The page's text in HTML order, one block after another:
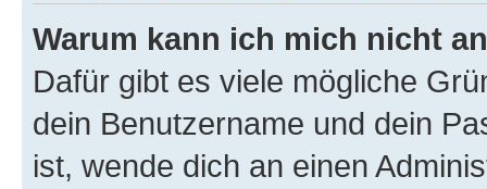
Warum kann ich mich nicht
Dafür gibt es viele mögliche
dein Benutzername und dein
ist, wende dich an einen